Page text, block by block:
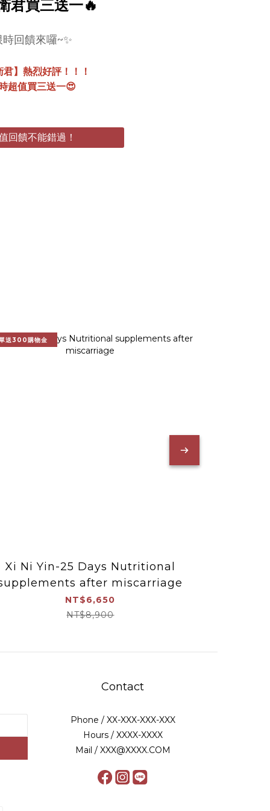
君買三送一🔥
時回饋來囉~✨
君】熱烈好評！！！
超值買三送一😍
回饋不能錯過！
送300購物金
Xi Ni Yin-25 Days Nutritional
after miscarriage
NT$6,650
NT$8,900
Contact
Phone / XX-XXX-XXX-XXX
Hours / XXXX-XXXX
Mail / XXX@XXXX.COM